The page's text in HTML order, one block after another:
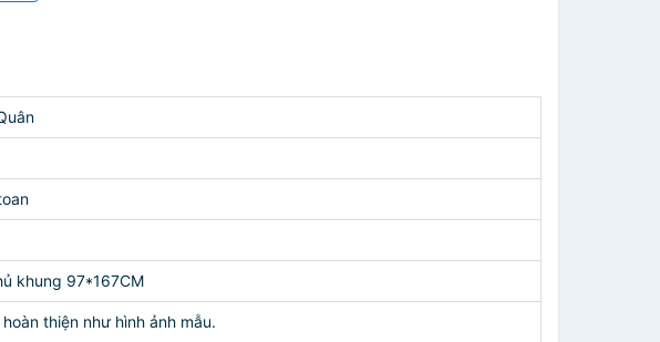
khung 97*167CM
thiện như hình ảnh mẫu.